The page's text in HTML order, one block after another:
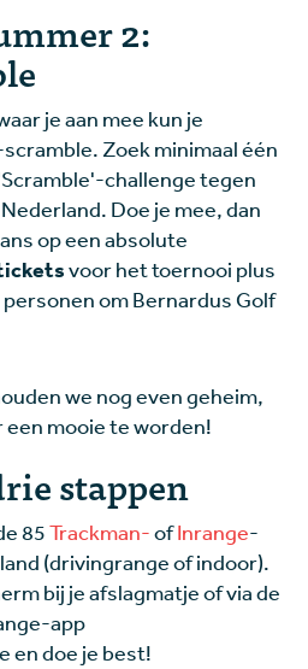
2:
je aan mee kun je
Zoek minimaal één
challenge tegen
Doe je mee, dan
op een absolute
voor het toernooi plus
om Bernardus Golf
we nog even geheim,
mooie te worden!
stappen
85Trackman-ofInrange-
(drivingrange of indoor).
bij je afslagmatje of via de
app
en doe je best!